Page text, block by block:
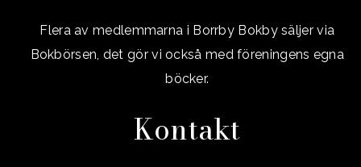
Flera av medlemmarna i Borrby Bokby säljer via
Bokbörsen, det gör vi också med föreningens egna
böcker.
Kontakt